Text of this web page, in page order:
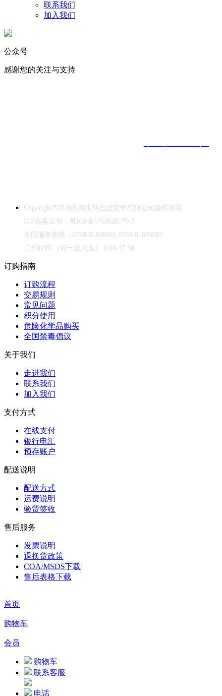
联系我们
加入我们
公众号
感谢您的关注与支持
Copyright©2020 东莞市斯巴达化学有限公司版权所有
ICP备案证书：粤 ICP备 17108267号-3
全国服务热线： 0769-81880681 0769-81880683
工作时间
（周一至周五） 8:00-17:30
订购指南
订购流程
交易规则
常见问题
积分使用
危险化学品购买
全国禁毒倡议
关于我们
走进我们
联系我们
加入我们
支付方式
在线支付
银行电汇
预存账户
配送说明
配送方式
运费说明
验货签收
售后服务
发票说明
退换货政策
COA/MSDS下载
售后表格下载
首页
购物车
会员
购物车
联系客服
电话